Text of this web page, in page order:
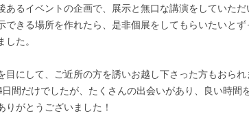
あるイベントの企画で、展示と無口な講演をしていた
できる場所を作れたら、是非個展をしてもらいたいと
した。
目にして、ご近所の方を誘いお越し下さった方もおら
日間だけでしたが、たくさんの出会いがあり、良い時間
りがとうございました！